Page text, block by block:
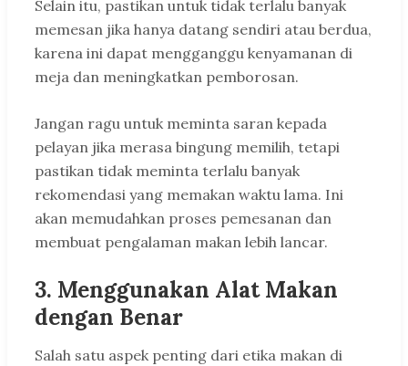
Selain itu, pastikan untuk tidak terlalu banyak
memesan jika hanya datang sendiri atau berdua,
karena ini dapat mengganggu kenyamanan di
meja dan meningkatkan pemborosan.
Jangan ragu untuk meminta saran kepada
pelayan jika merasa bingung memilih, tetapi
pastikan tidak meminta terlalu banyak
rekomendasi yang memakan waktu lama. Ini
akan memudahkan proses pemesanan dan
membuat pengalaman makan lebih lancar.
3. Menggunakan Alat Makan
dengan Benar
Salah satu aspek penting dari etika makan di